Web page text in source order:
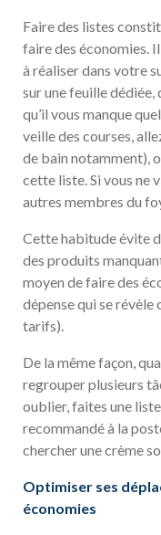
Faire des listes
faire des économies.
à réaliser dans votre
sur une feuille dédiée,
qu’il vous manque
veille des courses,
de bain notamment),
cette liste. Si vous ne
autres membres du
Cette habitude évite
des produits
moyen de faire des
dépense qui se révèle
tarifs).
De la même façon,
regrouper plusieurs
oublier, faites une
recommandé à la
chercher une crème
Optimiser ses
économies